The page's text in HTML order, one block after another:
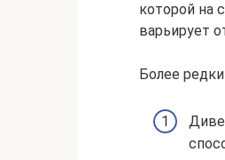
которой на
варьирует
Более